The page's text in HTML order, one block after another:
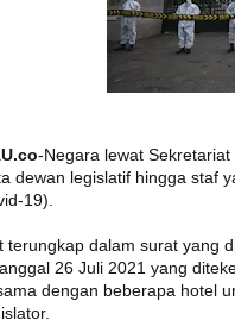
-Negara lewat
dewan legislatif hingga staf
19).
terungkap dalam surat yang
26 Juli 2021 yang
dengan beberapa hotel